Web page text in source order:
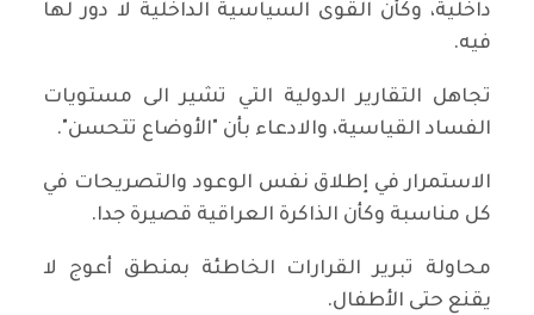
داخلية، وكأن القوى السياسية الداخلية لا دور لها
فيه.
تجاهل التقارير الدولية التي تشير الى مستويات
الفساد القياسية، والادعاء بأن "الأوضاع تتحسن".
الاستمرار في إطلاق نفس الوعود والتصريحات في
كل مناسبة وكأن الذاكرة العراقية قصيرة جدا.
محاولة تبرير القرارات الخاطئة بمنطق أعوج لا
يقنع حتى الأطفال.